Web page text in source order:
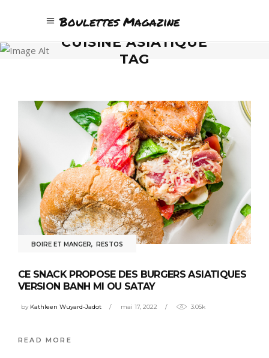
Boulettes Magazine
CUISINE ASIATIQUE
TAG
BOIRE ET MANGER, RESTOS
CE SNACK PROPOSE DES BURGERS ASIATIQUES
VERSION BANH MI OU SATAY
by Kathleen Wuyard-Jadot mai 17, 2022 3.05k
READ MORE